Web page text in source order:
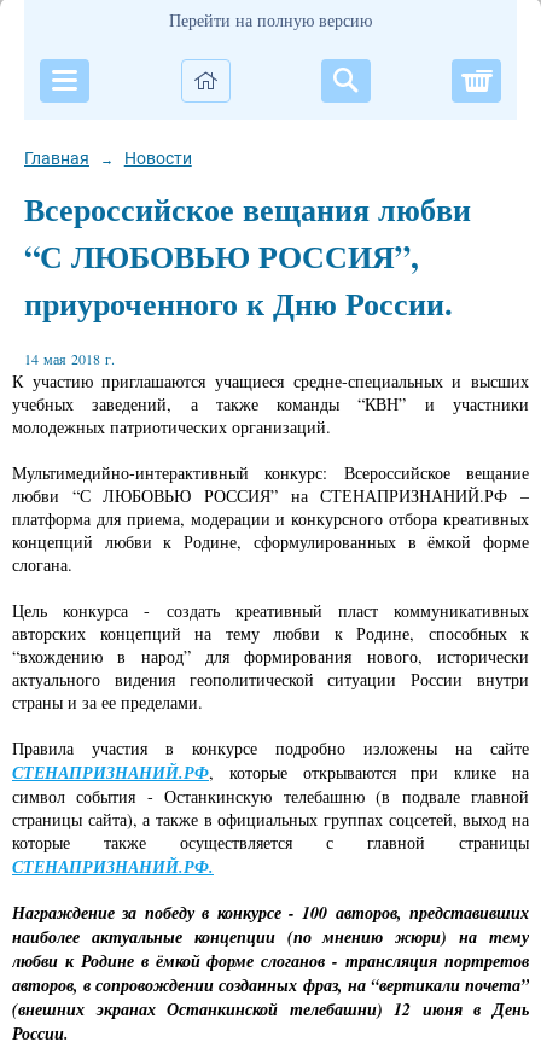
Перейти на полную версию
Главная → Новости
Всероссийское вещания любви
“С ЛЮБОВЬЮ РОССИЯ”,
приуроченного к Дню России.
14 мая 2018 г.
К участию приглашаются учащиеся средне-специальных и высших
учебных заведений, а также команды “КВН” и участники
молодежных патриотических организаций.
Мультимедийно-интерактивный конкурс: Всероссийское вещание
любви “С ЛЮБОВЬЮ РОССИЯ” на СТЕНАПРИЗНАНИЙ.РФ –
платформа для приема, модерации и конкурсного отбора креативных
концепций любви к Родине, сформулированных в ёмкой форме
слогана.
Цель конкурса - создать креативный пласт коммуникативных
авторских концепций на тему любви к Родине, способных к
“вхождению в народ” для формирования нового, исторически
актуального видения геополитической ситуации России внутри
страны и за ее пределами.
Правила участия в конкурсе подробно изложены на сайте
СТЕНАПРИЗНАНИЙ.РФ, которые открываются при клике на
символ события - Останкинскую телебашню (в подвале главной
страницы сайта), а также в официальных группах соцсетей, выход на
которые также осуществляется с главной страницы
СТЕНАПРИЗНАНИЙ.РФ.
Награждение за победу в конкурсе - 100 авторов, представивших
наиболее актуальные концепции (по мнению жюри) на тему
любви к Родине в ёмкой форме слоганов - трансляция портретов
авторов, в сопровождении созданных фраз, на “вертикали почета”
(внешних экранах Останкинской телебашни) 12 июня в День
России.